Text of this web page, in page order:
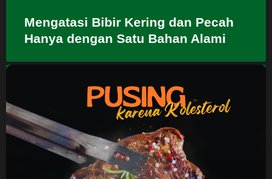
Mengatasi Bibir Kering dan Pecah
Hanya dengan Satu Bahan Alami